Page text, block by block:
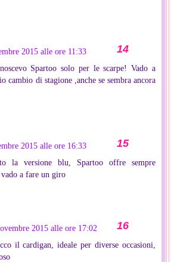
2015 alle ore 11:33
Spartoo solo per le scarpe! Vado a
cambio di stagione ,anche se sembra ancora
2015 alle ore 16:33
la versione blu, Spartoo offre sempre
a fare un giro
2015 alle ore 17:02
il cardigan, ideale per diverse occasioni,